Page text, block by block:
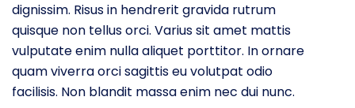
dignissim. Risus in hendrerit gravida rutrum
quisque non tellus orci. Varius sit amet mattis
vulputate enim nulla aliquet porttitor. In ornare
quam viverra orci sagittis eu volutpat odio
facilisis. Non blandit massa enim nec dui nunc.